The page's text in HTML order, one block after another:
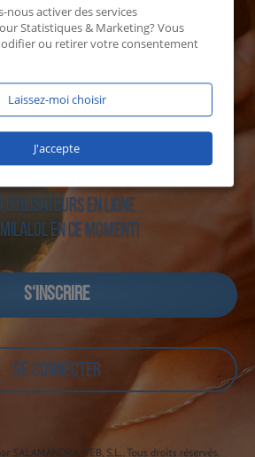
utilisateurs en ligne
en ce moment!
S‘INSCRIRE
SE CONNECTER
nous activer des services
Statistiques & Marketing? Vous
ou retirer votre consentement
Laissez-moi choisir
J'accepte